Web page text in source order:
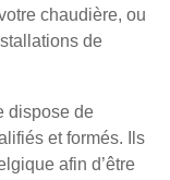
chaudière, ou
de
dispose de
et formés. Ils
afin d’être